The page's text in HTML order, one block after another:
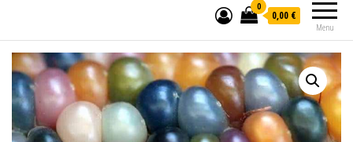
Menu
0
0,00 €